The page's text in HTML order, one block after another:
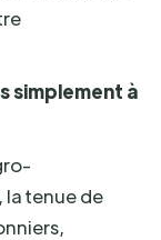
simplement à
tenue de